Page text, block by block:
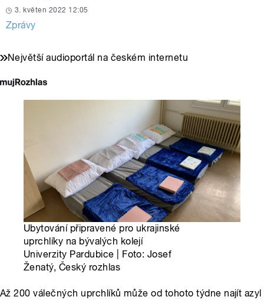
3. květen 2022 12:05
Zprávy
Největší audioportál na českém internetu
Ubytování připravené pro ukrajinské
uprchlíky na bývalých kolejí
Univerzity Pardubice | Foto: Josef
Ženatý, Český rozhlas
Až 200 válečných uprchlíků může od tohoto týdne najít azyl